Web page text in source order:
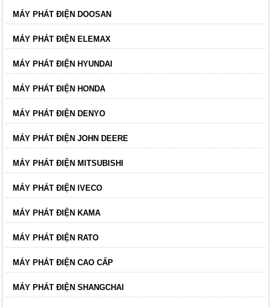
MÁY PHÁT ĐIỆN DOOSAN
MÁY PHÁT ĐIỆN ELEMAX
MÁY PHÁT ĐIỆN HYUNDAI
MÁY PHÁT ĐIỆN HONDA
MÁY PHÁT ĐIỆN DENYO
MÁY PHÁT ĐIỆN JOHN DEERE
MÁY PHÁT ĐIỆN MITSUBISHI
MÁY PHÁT ĐIỆN IVECO
MÁY PHÁT ĐIỆN KAMA
MÁY PHÁT ĐIỆN RATO
MÁY PHÁT ĐIỆN CAO CẤP
MÁY PHÁT ĐIỆN SHANGCHAI